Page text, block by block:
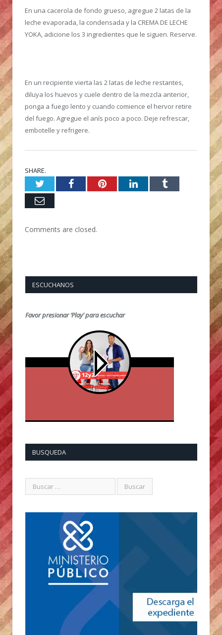
En una cacerola de fondo grueso, agregue 2 latas de la
leche evaporada, la condensada y la CREMA DE LECHE
YOKA, adicione los 3 ingredientes que le siguen. Reserve.
En un recipiente vierta las 2 latas de leche restantes,
diluya los huevos y cuele dentro de la mezcla anterior,
ponga a fuego lento y cuando comience el hervor retire
del fuego. Agregue el anís poco a poco. Deje refrescar,
embotelle y refrigere.
SHARE.
TwitterFacebookPinterestLinkedInTumblr
Email
Comments are closed.
ESCUCHANOS
Favor presionar ‘Play’ para escuchar
BUSQUEDA